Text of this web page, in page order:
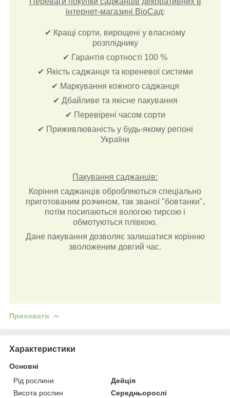
інтернет-магазині ВіоСад:
✔ Кращі сорти, вирощені у власному
розпліднику
✔ Гарантія сортності 100 %
✔ Якість саджанця та кореневої системи
✔ Маркування кожного саджанця
✔ Дбайливе та якісне пакування
✔ Перевірені часом сорти
✔ Приживлюваність у будь-якому регіоні
України
Пакування саджанців:
Коріння саджанців обробляються спеціально
приготованим розчином, так званої "бовтанки",
потім посипаються вологою тирсою і
обмотуються плівкою.
Дане пакування дозволяє залишатися корінню
зволоженим довгий час.
Приховати
Характеристики
Основні
Рід рослини
Дейція
Висота рослин
Середньорослі